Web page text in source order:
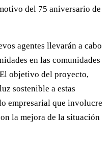
del 75 aniversario de
agentes llevarán a cabo
en las comunidades
objetivo del proyecto,
sostenible a estas
empresarial que involucre
la mejora de la situación